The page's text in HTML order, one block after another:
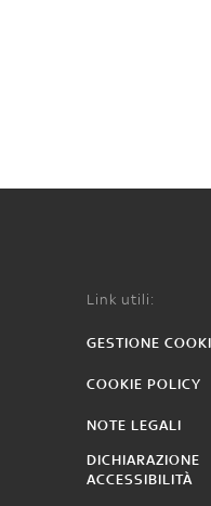
Link utili:
GESTIONE
COOKIE POLICY
NOTE LEGALI
DICHIARAZIONE
ACCESSIBILITÀ